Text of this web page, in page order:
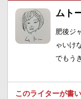
ムト
肥後ジ
ゃいけ
でもう
このライターが書